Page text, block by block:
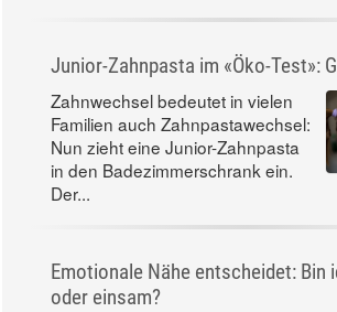
Junior-Zahnpasta im «Öko-Test»:
Zahnwechsel bedeutet in vielen
Familien auch Zahnpastawechsel:
Nun zieht eine Junior-Zahnpasta
in den Badezimmerschrank ein.
Der...
Emotionale Nähe entscheidet: Bin
oder einsam?